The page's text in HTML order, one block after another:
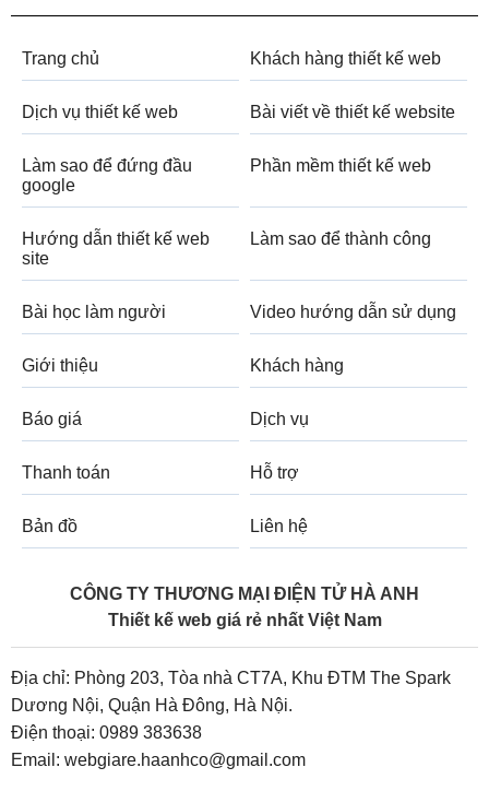
Trang chủ Khách hàng thiết kế web
Dịch vụ thiết kế web Bài viết về thiết kế website
Làm sao để đứng đầu
google
Phần mềm thiết kế web
Hướng dẫn thiết kế web
site
Làm sao để thành công
Bài học làm người Video hướng dẫn sử dụng
Giới thiệu Khách hàng
Báo giá Dịch vụ
Thanh toán Hỗ trợ
Bản đồ Liên hệ
CÔNG TY THƯƠNG MẠI ĐIỆN TỬ HÀ ANH
Thiết kế web giá rẻ nhất Việt Nam
Địa chỉ: Phòng 203, Tòa nhà CT7A, Khu ĐTM The Spark
Dương Nội, Quận Hà Đông, Hà Nội.
Điện thoại: 0989 383638
Email: webgiare.haanhco@gmail.com